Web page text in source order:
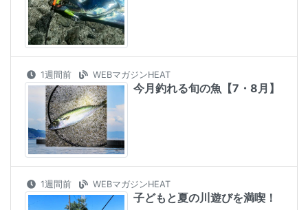
1週間前 WEBマガジンHEAT
今月釣れる旬の魚【7・8月】
1週間前 WEBマガジンHEAT
子どもと夏の川遊びを満喫！